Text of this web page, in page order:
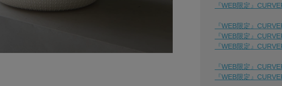
『WEB限定』
『WEB限定』
『WEB限定』
『WEB限定』
『WEB限定』
『WEB限定』